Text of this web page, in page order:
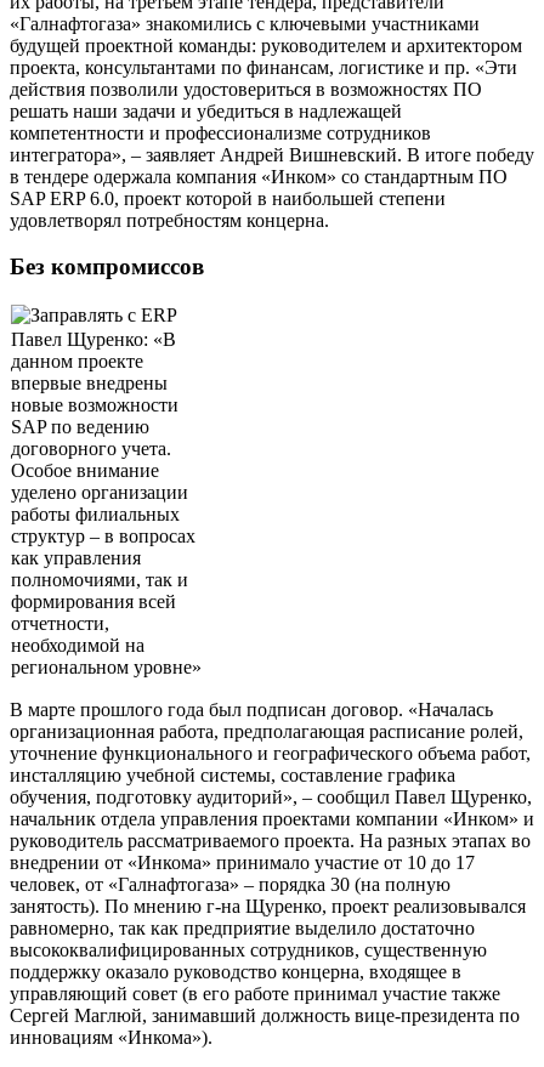
«Галнафтогаза» знакомились с ключевыми участниками
будущей проектной команды: руководителем и архитектором
проекта, консультантами по финансам, логистике и пр. «Эти
действия позволили удостовериться в возможностях ПО
решать наши задачи и убедиться в надлежащей
компетентности и профессионализме сотрудников
интегратора», – заявляет Андрей Вишневский. В итоге победу
в тендере одержала компания «Инком» со стандартным ПО
SAP ERP 6.0, проект которой в наибольшей степени
удовлетворял потребностям концерна.
Без компромиссов
Павел Щуренко: «В
данном проекте
впервые внедрены
новые возможности
SAP по ведению
договорного учета.
Особое внимание
уделено организации
работы филиальных
структур – в вопросах
как управления
полномочиями, так и
формирования всей
отчетности,
необходимой на
региональном уровне»
В марте прошлого года был подписан договор. «Началась
организационная работа, предполагающая расписание ролей,
уточнение функционального и географического объема работ,
инсталляцию учебной системы, составление графика
обучения, подготовку аудиторий», – сообщил Павел Щуренко,
начальник отдела управления проектами компании «Инком» и
руководитель рассматриваемого проекта. На разных этапах во
внедрении от «Инкома» принимало участие от 10 до 17
человек, от «Галнафтогаза» – порядка 30 (на полную
занятость). По мнению г-на Щуренко, проект реализовывался
равномерно, так как предприятие выделило достаточно
высококвалифицированных сотрудников, существенную
поддержку оказало руководство концерна, входящее в
управляющий совет (в его работе принимал участие также
Сергей Маглюй, занимавший должность вице-президента по
инновациям «Инкома»).